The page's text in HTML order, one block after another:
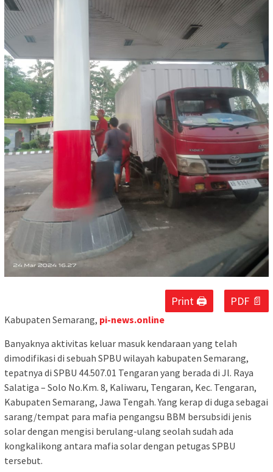
Print 🖨 PDF 📄
Kabupaten Semarang, pi-news.online
Banyaknya aktivitas keluar masuk kendaraan yang telah
dimodifikasi di sebuah SPBU wilayah kabupaten Semarang,
tepatnya di SPBU 44.507.01 Tengaran yang berada di Jl. Raya
Salatiga – Solo No.Km. 8, Kaliwaru, Tengaran, Kec. Tengaran,
Kabupaten Semarang, Jawa Tengah. Yang kerap di duga sebagai
sarang/tempat para mafia pengangsu BBM bersubsidi jenis
solar dengan mengisi berulang-ulang seolah sudah ada
kongkalikong antara mafia solar dengan petugas SPBU
tersebut.